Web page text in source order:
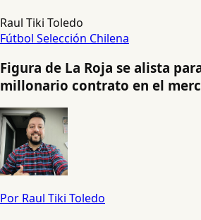
Raul Tiki Toledo
Fútbol Selección Chilena
Figura de La Roja se alista
millonario contrato en el
Por Raul Tiki Toledo